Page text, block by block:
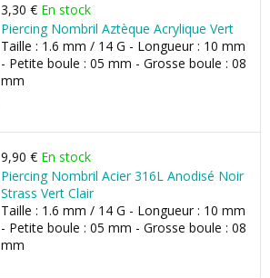
3,30 € En stock
Piercing Nombril Aztèque Acrylique Vert
Taille : 1.6 mm / 14 G - Longueur : 10 mm
- Petite boule : 05 mm - Grosse boule : 08
mm
9,90 € En stock
Piercing Nombril Acier 316L Anodisé Noir
Strass Vert Clair
Taille : 1.6 mm / 14 G - Longueur : 10 mm
- Petite boule : 05 mm - Grosse boule : 08
mm